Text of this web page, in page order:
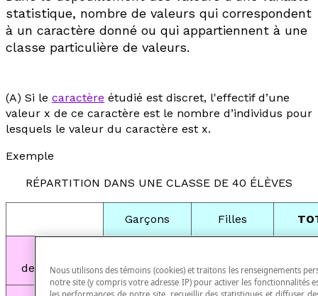
statistique, nombre de valeurs qui correspondent
à un caractère donné ou qui appartiennent à une
classe particulière de valeurs.
(A) Si le caractère étudié est discret, l'effectif d’une
valeur x de ce caractère est le nombre d’individus pour
lesquels le valeur du caractère est x.
Exemple
RÉPARTITION DANS UNE CLASSE DE 40 ÉLÈVES
Garçons Filles
des lunettes
Nous utilisons des témoins (cookies) et traitons les renseignements
notre site (y compris votre adresse IP) pour activer les fonctionnalités
les performances de notre site, recueillir des statistiques et diffuser